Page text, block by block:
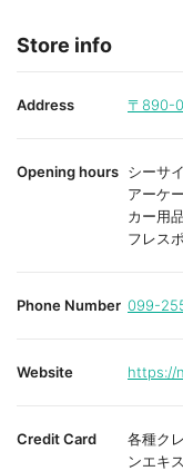
Store info
Address 〒890-
Opening hours シーサ
アーケ
カー用
フレス
Phone Number 099-
Website https://
Credit Card
各種ク
ンエキ